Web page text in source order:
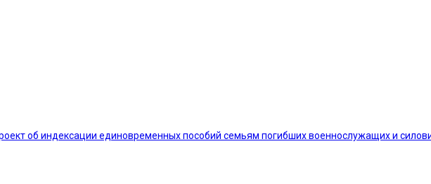
об индексации единовременных пособий семьям погибших военнослужащих и